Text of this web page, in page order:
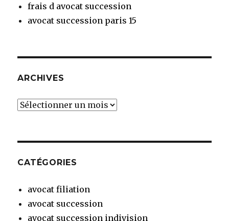
frais d avocat succession
avocat succession paris 15
ARCHIVES
Archives
CATÉGORIES
avocat filiation
avocat succession
avocat succession indivision